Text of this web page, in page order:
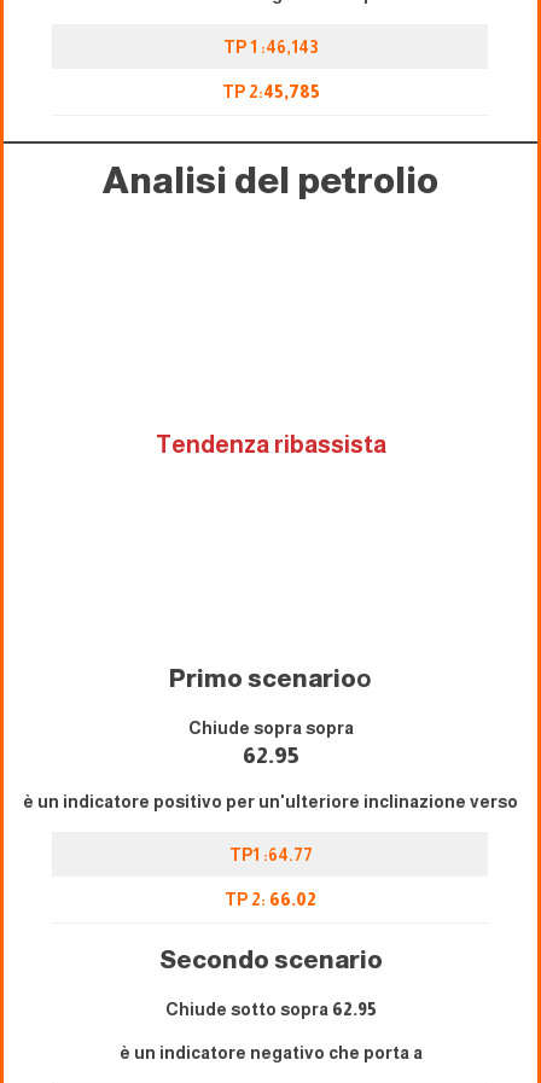
TP 1 :46,143
TP 2:45,785
Analisi del petrolio
Tendenza ribassista
Primo scenarioo
Chiude sopra sopra
62.95
è un indicatore positivo per un'ulteriore inclinazione verso
TP1 :64.77
TP 2: 66.02
Secondo scenario
Chiude sotto sopra 62.95
è un indicatore negativo che porta a